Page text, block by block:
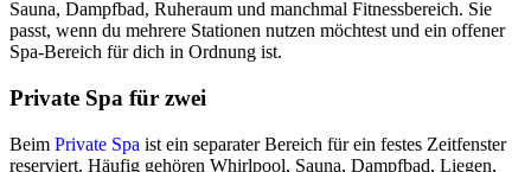
Sauna, Dampfbad, Ruheraum und manchmal Fitnessbereich. Sie
passt, wenn du mehrere Stationen nutzen möchtest und ein offener
Spa-Bereich für dich in Ordnung ist.
Private Spa für zwei
Beim Private Spa ist ein separater Bereich für ein festes Zeitfenster
reserviert. Häufig gehören Whirlpool, Sauna, Dampfbad, Liegen,